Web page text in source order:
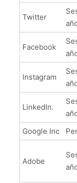
Twitter
Facebook
Instagram
LinkedIn.
Google Inc
Adobe